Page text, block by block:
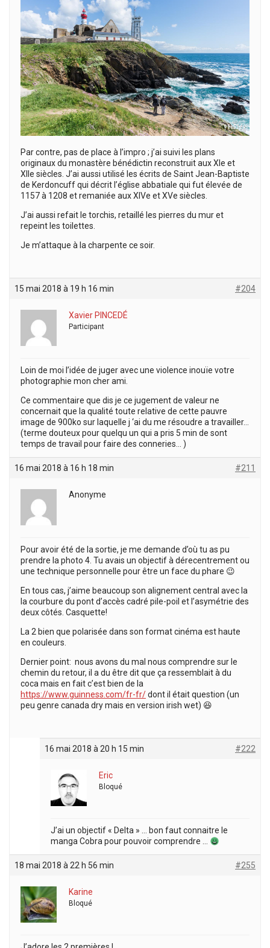
Par contre, pas de place à l’impro ; j’ai suivi les plans
originaux du monastère bénédictin reconstruit aux XIe et
XIIe siècles. J’ai aussi utilisé les écrits de Saint Jean-Baptiste
de Kerdoncuff qui décrit l’église abbatiale qui fut élevée de
1157 à 1208 et remaniée aux XIVe et XVe siècles.
J’ai aussi refait le torchis, retaillé les pierres du mur et
repeint les toilettes.
Je m’attaque à la charpente ce soir.
15 mai 2018 à 19 h 16 min #204
Xavier PINCEDÉ
Participant
Loin de moi l’idée de juger avec une violence inouïe votre
photographie mon cher ami.
Ce commentaire que dis je ce jugement de valeur ne
concernait que la qualité toute relative de cette pauvre
image de 900ko sur laquelle j ‘ai du me résoudre a travailler…
(terme douteux pour quelqu un qui a pris 5 min de sont
temps de travail pour faire des conneries… )
16 mai 2018 à 16 h 18 min #211
Anonyme
Pour avoir été de la sortie, je me demande d’où tu as pu
prendre la photo 4. Tu avais un objectif à dérecentrement ou
une technique personnelle pour être un face du phare 😉
En tous cas, j’aime beaucoup son alignement central avec la
la courbure du pont d’accès cadré pile-poil et l’asymétrie des
deux côtés. Casquette!
La 2 bien que polarisée dans son format cinéma est haute
en couleurs.
Dernier point: nous avons du mal nous comprendre sur le
chemin du retour, il a du être dit que ça ressemblait à du
coca mais en fait c’est bien de la
https://www.guinness.com/fr-fr/dont il était question (un
peu genre canada dry mais en version irish wet) 😆
16 mai 2018 à 20 h 15 min #222
Eric
Bloqué
J’ai un objectif « Delta » … bon faut connaitre le
manga Cobra pour pouvoir comprendre …
18 mai 2018 à 22 h 56 min #255
Karine
Bloqué